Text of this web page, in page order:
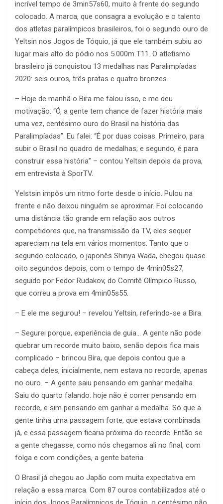
incrível tempo de 3min57s60, muito à frente do segundo
colocado. A marca, que consagra a evolução e o talento
dos atletas paralímpicos brasileiros, foi o segundo ouro de
Yeltsin nos Jogos de Tóquio, já que ele também subiu ao
lugar mais alto do pódio nos 5.000m T11. O atletismo
brasileiro já conquistou 13 medalhas nas Paralimpíadas
2020: seis ouros, três pratas e quatro bronzes.
– Hoje de manhã o Bira me falou isso, e me deu
motivação: “Ó, a gente tem chance de fazer história mais
uma vez, centésimo ouro do Brasil na história das
Paralimpíadas”. Eu falei: “É por duas coisas. Primeiro, para
subir o Brasil no quadro de medalhas; e segundo, é para
construir essa história” – contou Yeltsin depois da prova,
em entrevista à SporTV.
Yelstsin impôs um ritmo forte desde o início. Pulou na
frente e não deixou ninguém se aproximar. Foi colocando
uma distância tão grande em relação aos outros
competidores que, na transmissão da TV, eles sequer
apareciam na tela em vários momentos. Tanto que o
segundo colocado, o japonês Shinya Wada, chegou quase
oito segundos depois, com o tempo de 4min05s27,
seguido por Fedor Rudakov, do Comitê Olímpico Russo,
que correu a prova em 4min05s55.
– E ele me segurou! – revelou Yeltsin, referindo-se a Bira.
– Segurei porque, experiência de guia… A gente não pode
quebrar um recorde muito baixo, senão depois fica mais
complicado – brincou Bira, que depois contou que a
cabeça deles, inicialmente, nem estava no recorde, apenas
no ouro. – A gente saiu pensando em ganhar medalha.
Saiu do quarto falando: hoje não é correr pensando em
recorde, e sim pensando em ganhar a medalha. Só que a
gente tinha uma passagem forte, que estava combinada
já, e essa passagem ficaria próxima do recorde. Então se
a gente chegasse, como nós chegamos ali no final, com
folga e com condições, a gente bateria.
O Brasil já chegou ao Japão com muita expectativa em
relação a essa marca. Com 87 ouros contabilizados até o